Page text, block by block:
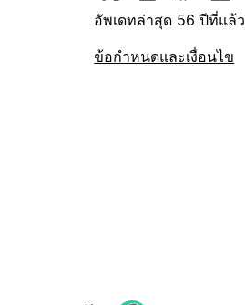
อัพเดทล่าสุด 56 ปีที่แล้ว
ข้อกำหนดและเงื่อนไข